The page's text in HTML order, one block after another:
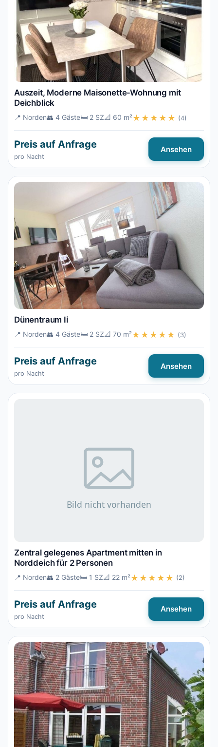
Auszeit, Moderne Maisonette-Wohnung mit
Deichblick
📍 Norden👥 4 Gäste🛏️ 2 SZ📐 60 m²★★★★★ (4)
Preis auf Anfrage
pro Nacht
Ansehen
Dünentraum Ii
📍 Norden👥 4 Gäste🛏️ 2 SZ📐 70 m²★★★★★ (3)
Preis auf Anfrage
pro Nacht
Ansehen
Zentral gelegenes Apartment mitten in
Norddeich für 2 Personen
📍 Norden👥 2 Gäste🛏️ 1 SZ📐 22 m²★★★★★ (2)
Preis auf Anfrage
pro Nacht
Ansehen